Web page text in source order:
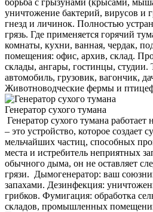
борьба с грызунами (крысами,
уничтожение бактерий, вирусов и
гнезд и личинок. Полностью
грязь. Где применяется горячий
комнаты, кухни, ванная, чердак,
помещения: офис, архив, склад.
склады, ангары, гостинцы, студии.
автомобиль, грузовик, вагончик,
Животноводческие фермы и
Генератор сухого тумана
Генератор сухого тумана
– это устройство, которое создает
мельчайших частиц, способных
места и истребитель неприятных
обычного дыма, он не оставляет
грязи. Дымогенератор: ваш
запахами. Дезинфекция:
грибков. Фумигация: обработка
складов, промышленных